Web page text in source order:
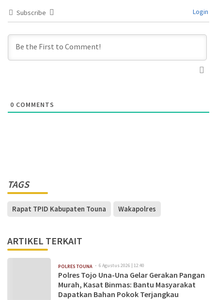
Subscribe Login
0 COMMENTS
TAGS
Rapat TPID Kabupaten Touna Wakapolres
ARTIKEL TERKAIT
POLRES TOUNA 6 Agustus 2026 | 12:40
Polres Tojo Una-Una Gelar Gerakan Pangan
Murah, Kasat Binmas: Bantu Masyarakat
Dapatkan Bahan Pokok Terjangkau